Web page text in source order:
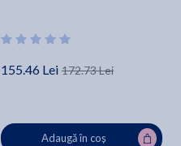
155.46 Lei 172.73 Lei
Adaugă în coș